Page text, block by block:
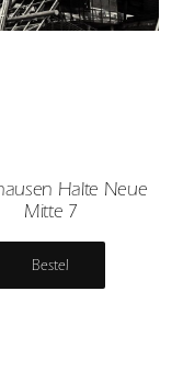
Halte Neue
Mitte 7
Bestel